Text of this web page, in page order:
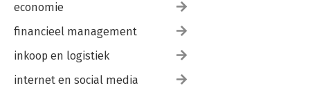
economie
financieel management
inkoop en logistiek
internet en social media